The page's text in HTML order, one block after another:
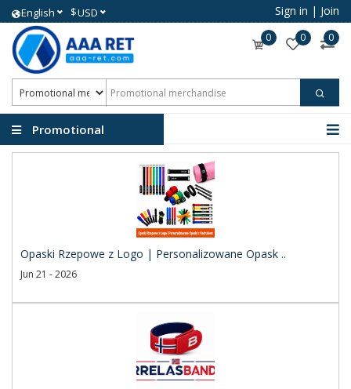
English $USD Sign in | Join
0 0 0
Promotional
Opaski Rzepowe z Logo | Personalizowane Opask ..
Jun 21 - 2026